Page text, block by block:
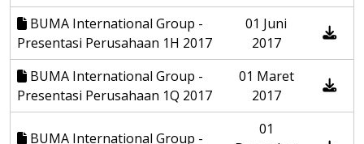
BUMA International Group -
Presentasi Perusahaan 1H 2017
01 Juni
2017
BUMA International Group -
Presentasi Perusahaan 1Q 2017
01 Maret
2017
BUMA International Group -
01